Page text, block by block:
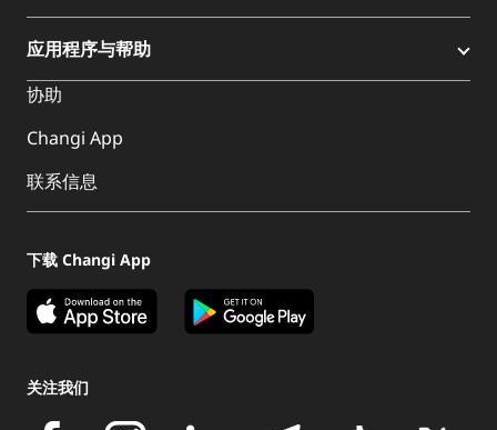
应用程序与帮助
协助
Changi App
联系信息
下载 Changi App
关注我们